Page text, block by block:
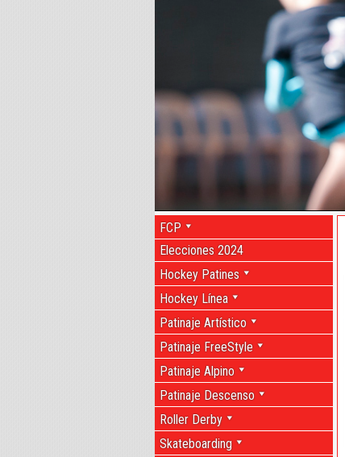
FCP
Elecciones 2024
Hockey Patines
Hockey Línea
Patinaje Artístico
Patinaje FreeStyle
Patinaje Alpino
Patinaje Descenso
Roller Derby
Skateboarding